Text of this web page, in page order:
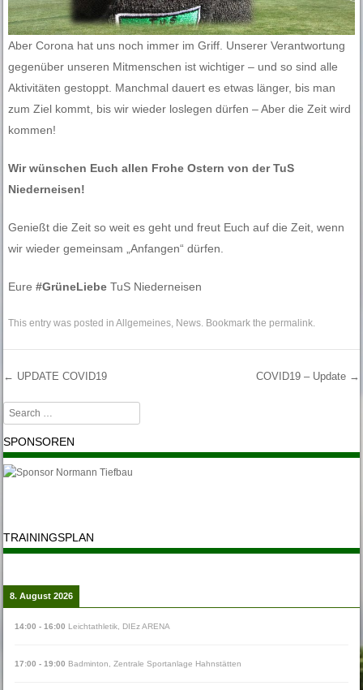
Aber Corona hat uns noch immer im Griff. Unserer Verantwortung
gegenüber unseren Mitmenschen ist wichtiger – und so sind alle
Aktivitäten gestoppt. Manchmal dauert es etwas länger, bis man
zum Ziel kommt, bis wir wieder loslegen dürfen – Aber die Zeit wird
kommen!
Wir wünschen Euch allen Frohe Ostern von der TuS
Niederneisen!
Genießt die Zeit so weit es geht und freut Euch auf die Zeit, wenn
wir wieder gemeinsam „Anfangen“ dürfen.
Eure#GrüneLiebe TuS Niederneisen
This entry was posted inAllgemeines, News. Bookmark the permalink.
Post navigation
← UPDATE COVID19 COVID19 – Update →
Search
SPONSOREN
TRAININGSPLAN
8. August 2026
14:00 -16:00 Leichtathletik DIEz ARENA
17:00 -19:00 Badminton ,Zentrale Sportanlage Hahnstätten